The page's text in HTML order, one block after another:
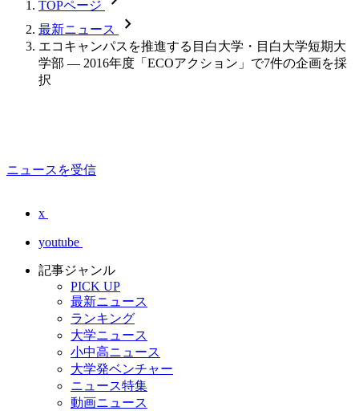
TOPページ
最新ニュース chevron_forward
エコキャンパスを推進する目白大学・目白大学短期大
学部 — 2016年度「ECOアクション」で7件の企画を採
択
ニュースを受信
x
youtube
記事ジャンル
PICK UP
最新ニュース
ランキング
大学ニュース
小中高ニュース
大学発ベンチャー
ニュース特集
動画ニュース